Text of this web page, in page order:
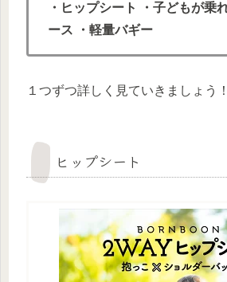
・ヒップシート
・子どもが乗
ース
・軽量バギー
１つずつ詳しく見ていきましょう！
ヒップシート